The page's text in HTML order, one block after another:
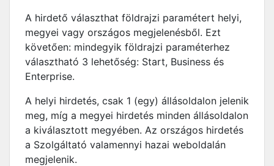
A hirdető választhat földrajzi paramétert helyi,
megyei vagy országos megjelenésből. Ezt
követően: mindegyik földrajzi paraméterhez
választható 3 lehetőség: Start, Business és
Enterprise.
A helyi hirdetés, csak 1 (egy) állásoldalon jelenik
meg, míg a megyei hirdetés minden állásoldalon
a kiválasztott megyében. Az országos hirdetés
a Szolgáltató valamennyi hazai weboldalán
megjelenik.